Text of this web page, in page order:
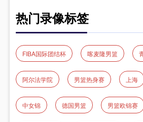
热门录像标签
FIBA国际团结杯 喀麦隆男篮
阿尔法学院 男篮热身赛 上海
中女锦 德国男篮 男篮欧锦赛